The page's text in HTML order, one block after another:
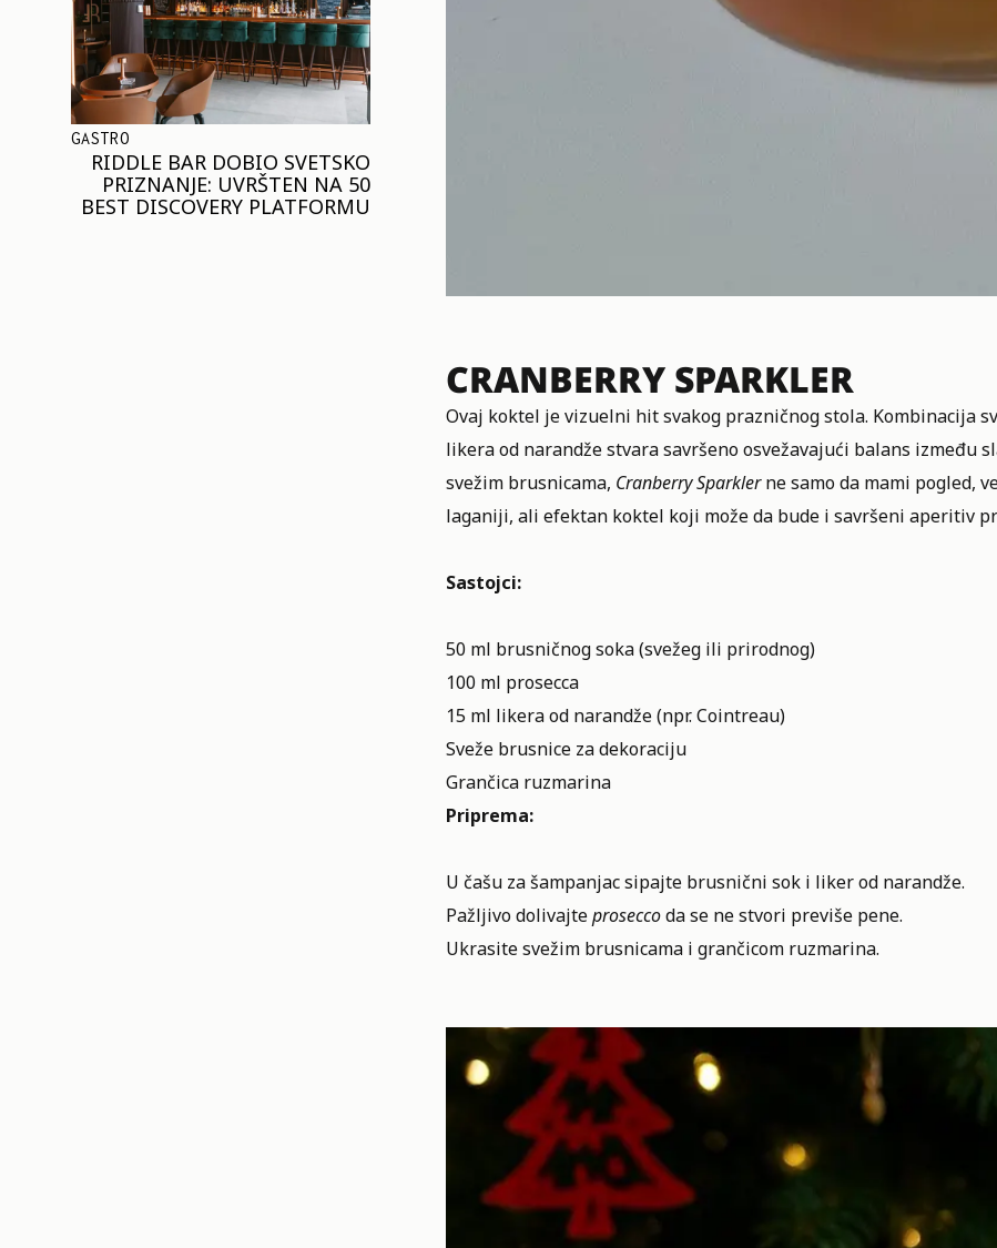
GASTRO
RIDDLE BAR DOBIO SVETSKO
PRIZNANJE: UVRŠTEN NA 50
BEST DISCOVERY PLATFORMU
CRANBERRY SPARKLER
Ovaj koktel je vizuelni hit svakog prazničnog stola. Kombinacija
likera od narandže stvara savršeno osvežavajući balans između
svežim brusnicama, Cranberry Sparklerne samo da mami pogled,
laganiji, ali efektan koktel koji može da bude i savršeni aperitiv
Sastojci:
50 ml brusničnog soka (svežeg ili prirodnog)
100 ml prosecca
15 ml likera od narandže (npr. Cointreau)
Sveže brusnice za dekoraciju
Grančica ruzmarina
Priprema:
U čašu za šampanjac sipajte brusnični sok i liker od narandže.
Pažljivo dolivajteproseccoda se ne stvori previše pene.
Ukrasite svežim brusnicama i grančicom ruzmarina.